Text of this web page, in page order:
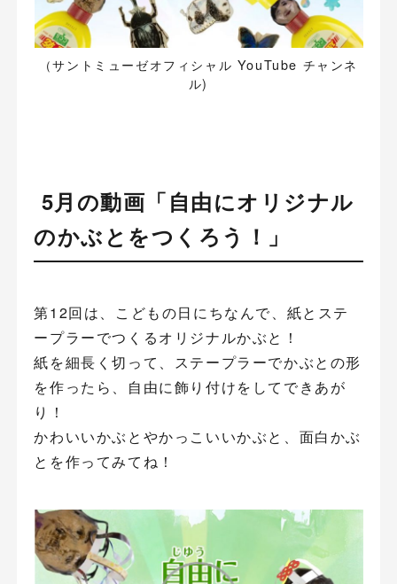
（サントミューゼオフィシャル YouTube チャンネ
ル)
5月の動画「自由にオリジナル
のかぶとをつくろう！」
第12回は、こどもの日にちなんで、紙とステ
ープラーでつくるオリジナルかぶと！
紙を細長く切って、ステープラーでかぶとの形
を作ったら、自由に飾り付けをしてできあが
り！
かわいいかぶとやかっこいいかぶと、面白かぶ
とを作ってみてね！